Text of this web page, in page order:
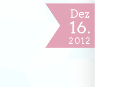
Dez
16.
2012